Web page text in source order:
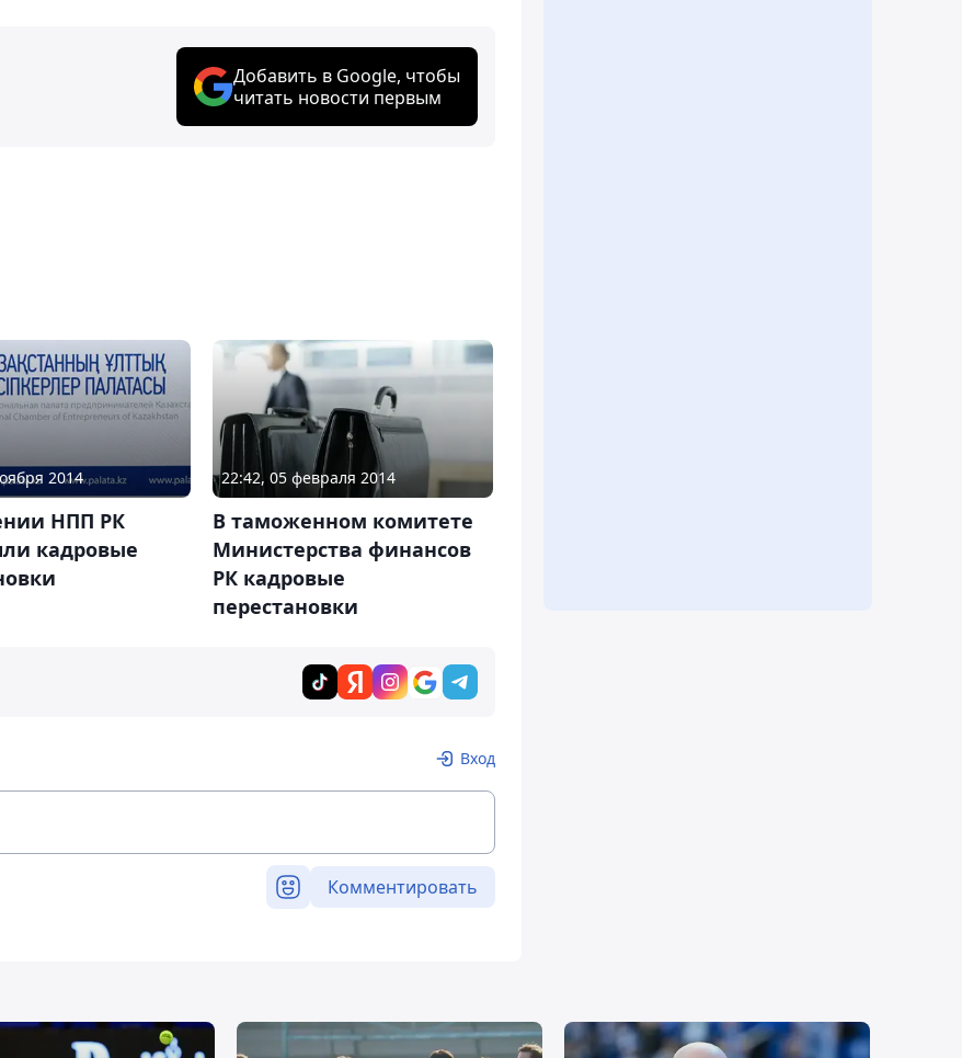
Добавить в Google, чтобы
читать новости первым
2014
НПП РК
кадровые
22:42, 05 февраля 2014
В таможенном комитете
Министерства финансов
РК кадровые
перестановки
Вход
Комментировать